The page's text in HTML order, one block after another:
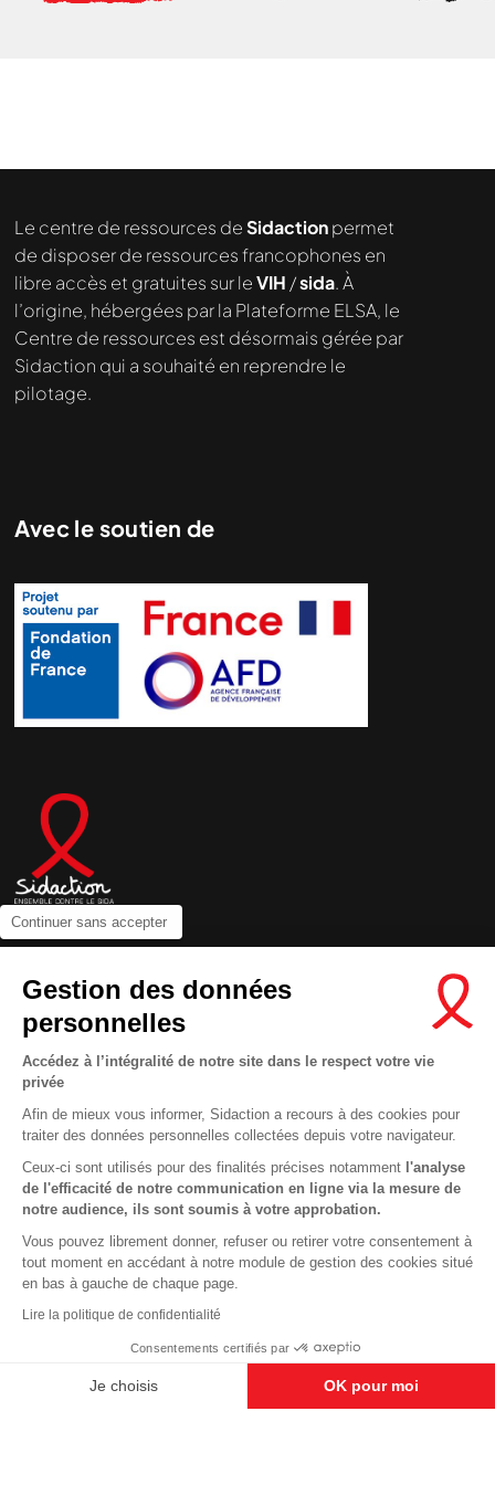
Continuer sans accepter
Gestion des données
personnelles
Accédez à l’intégralité de notre site dans le respect votre vie
privée
Afin de mieux vous informer, Sidaction a recours à des cookies pour
traiter des données personnelles collectées depuis votre navigateur.
Ceux-ci sont utilisés pour des finalités précises notamment l'analyse
de l'efficacité de notre communication en ligne via la mesure de
notre audience, ils sont soumis à votre approbation.
Vous pouvez librement donner, refuser ou retirer votre consentement à
tout moment en accédant à notre module de gestion des cookies situé
en bas à gauche de chaque page.
Lire la politique de confidentialité
Consentements certifiés par
Je choisis OK pour moi
Le centre de ressources deSidactionpermet
de disposer de ressources francophones en
libre accès et gratuites sur leVIH /sida. À
l’origine, hébergées par la Plateforme ELSA, le
Centre de ressources est désormais gérée par
Sidaction qui a souhaité en reprendre le
pilotage.
Avec le soutien de
Newsletter
Nous suivre sur les réseaux :
MENTIONS LÉGALES
CONDITIONS D’UTILISATION ET PROTECTION DES DONNÉES
COOKIES
This site uses cookies and gives you control over what you want to
En savoir plus